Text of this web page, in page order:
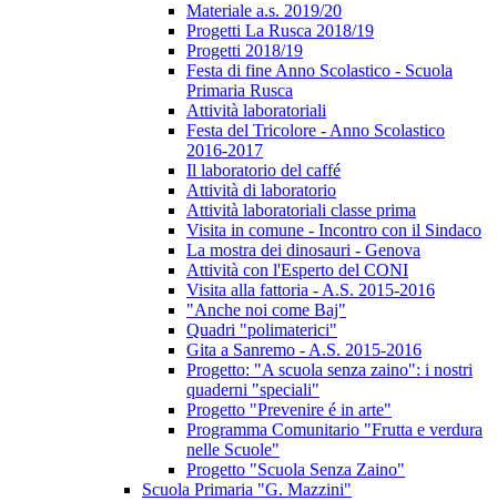
Materiale a.s. 2019/20
Progetti La Rusca 2018/19
Progetti 2018/19
Festa di fine Anno Scolastico - Scuola
Primaria Rusca
Attività laboratoriali
Festa del Tricolore - Anno Scolastico
2016-2017
Il laboratorio del caffé
Attività di laboratorio
Attività laboratoriali classe prima
Visita in comune - Incontro con il Sindaco
La mostra dei dinosauri - Genova
Attività con l'Esperto del CONI
Visita alla fattoria - A.S. 2015-2016
"Anche noi come Baj"
Quadri "polimaterici"
Gita a Sanremo - A.S. 2015-2016
Progetto: "A scuola senza zaino": i nostri
quaderni "speciali"
Progetto "Prevenire é in arte"
Programma Comunitario "Frutta e verdura
nelle Scuole"
Progetto "Scuola Senza Zaino"
Scuola Primaria "G. Mazzini"